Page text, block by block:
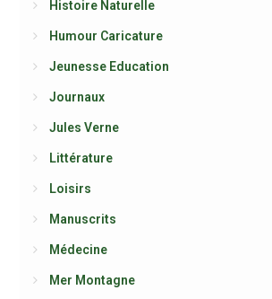
Histoire Naturelle
Humour Caricature
Jeunesse Education
Journaux
Jules Verne
Littérature
Loisirs
Manuscrits
Médecine
Mer Montagne